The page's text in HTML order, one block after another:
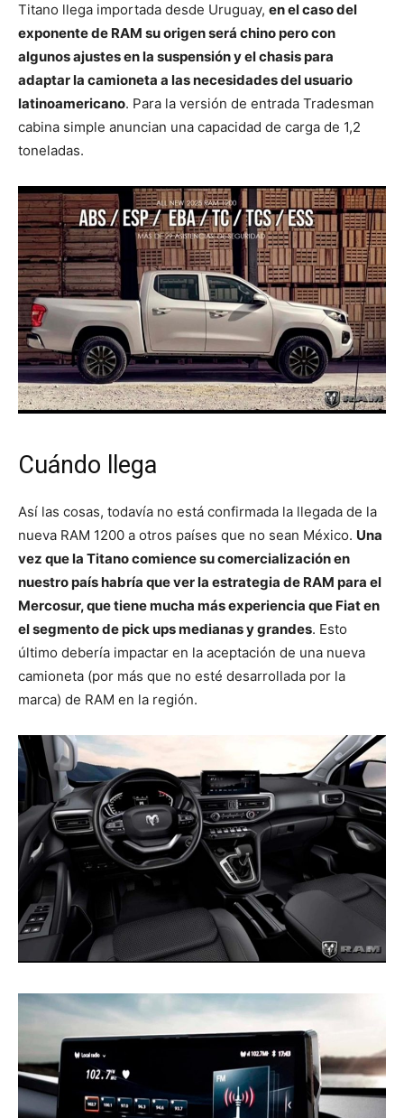
Titano llega importada desde Uruguay, en el caso del
exponente de RAM su origen será chino pero con
algunos ajustes en la suspensión y el chasis para
adaptar la camioneta a las necesidades del usuario
latinoamericano. Para la versión de entrada Tradesman
cabina simple anuncian una capacidad de carga de 1,2
toneladas.
Cuándo llega
Así las cosas, todavía no está confirmada la llegada de la
nueva RAM 1200 a otros países que no sean México. Una
vez que la Titano comience su comercialización en
nuestro país habría que ver la estrategia de RAM para el
Mercosur, que tiene mucha más experiencia que Fiat en
el segmento de pick ups medianas y grandes. Esto
último debería impactar en la aceptación de una nueva
camioneta (por más que no esté desarrollada por la
marca) de RAM en la región.